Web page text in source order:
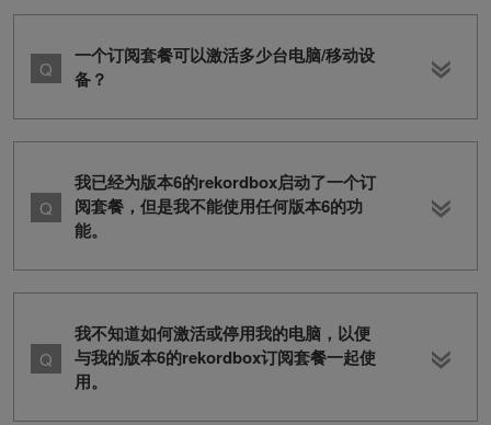
一个订阅套餐可以激活多少台电脑/移动设
备？
我已经为版本6的rekordbox启动了一个订
阅套餐，但是我不能使用任何版本6的功
能。
我不知道如何激活或停用我的电脑，以便
与我的版本6的rekordbox订阅套餐一起使
用。